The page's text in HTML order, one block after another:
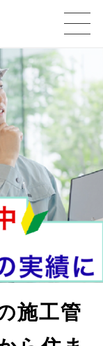
施工管